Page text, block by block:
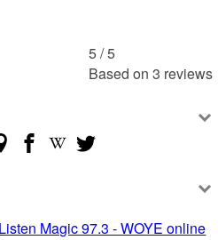
5 /5
Based on 3 reviews
Listen Magic 97.3 - WOYE online